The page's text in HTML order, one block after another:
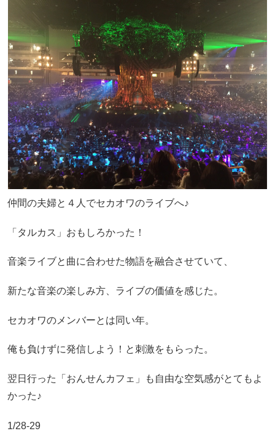
仲間の夫婦と４人でセカオワのライブへ♪
「タルカス」おもしろかった！
音楽ライブと曲に合わせた物語を融合させていて、
新たな音楽の楽しみ方、ライブの価値を感じた。
セカオワのメンバーとは同い年。
俺も負けずに発信しよう！と刺激をもらった。
翌日行った「おんせんカフェ」も自由な空気感がとてもよ
かった♪
1/28-29